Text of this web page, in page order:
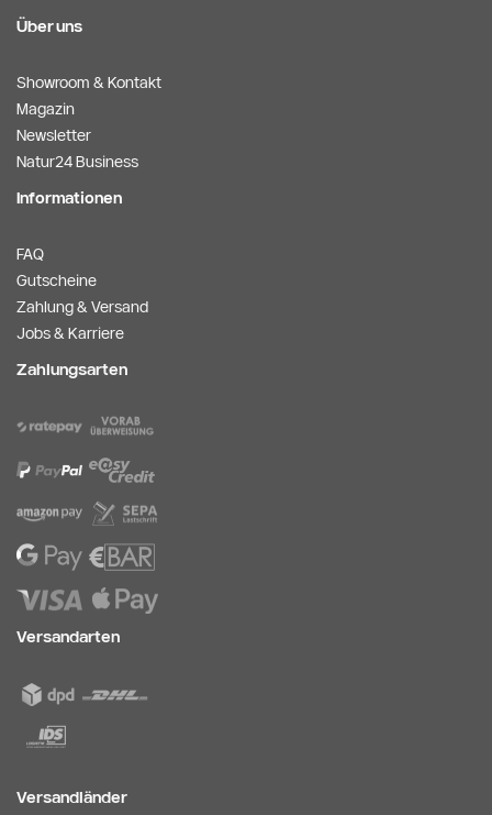
Über uns
Showroom & Kontakt
Magazin
Newsletter
Natur24 Business
Informationen
FAQ
Gutscheine
Zahlung & Versand
Jobs & Karriere
Zahlungsarten
Versandarten
Versandländer